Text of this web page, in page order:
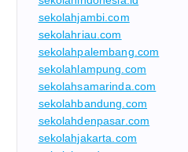
sekolahjambi.com
sekolahriau.com
sekolahpalembang.com
sekolahlampung.com
sekolahsamarinda.com
sekolahbandung.com
sekolahdenpasar.com
sekolahjakarta.com